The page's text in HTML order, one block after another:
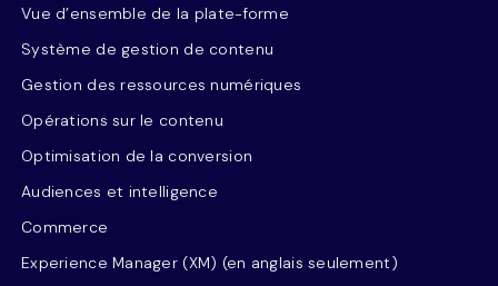
Vue d’ensemble de la plate-forme
Système de gestion de contenu
Gestion des ressources numériques
Opérations sur le contenu
Optimisation de la conversion
Audiences et intelligence
Commerce
Experience Manager (XM) (en anglais seulement)